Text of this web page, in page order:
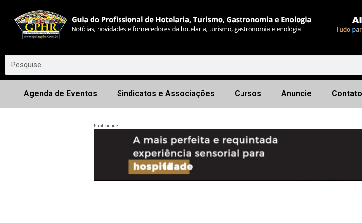
Agenda de Eventos Sindicatos e Associações Cursos Anuncie Contato
Publicidade